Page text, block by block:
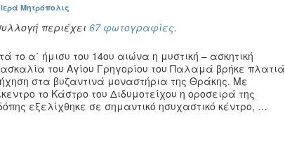
Ιερά Μητρόπολις
περιέχει 67 φωτογραφίες.
το α΄ ήμισυ του 14ου αιώνα η μυστική – ασκητική
του Αγίου Γρηγορίου του Παλαμά βρήκε πλατιά
στα βυζαντινά μοναστήρια της Θράκης. Με
το Κάστρο του Διδυμοτείχου η οροσειρά της
εξελίχθηκε σε σημαντικό ησυχαστικό κέντρο, …